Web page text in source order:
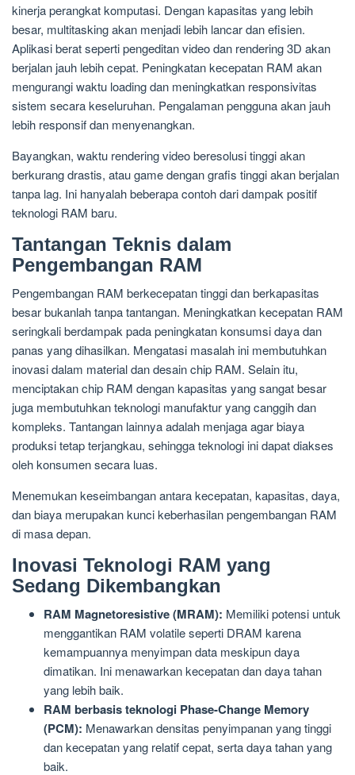
kinerja perangkat komputasi. Dengan kapasitas yang lebih
besar, multitasking akan menjadi lebih lancar dan efisien.
Aplikasi berat seperti pengeditan video dan rendering 3D akan
berjalan jauh lebih cepat. Peningkatan kecepatan RAM akan
mengurangi waktu loading dan meningkatkan responsivitas
sistem secara keseluruhan. Pengalaman pengguna akan jauh
lebih responsif dan menyenangkan.
Bayangkan, waktu rendering video beresolusi tinggi akan
berkurang drastis, atau game dengan grafis tinggi akan berjalan
tanpa lag. Ini hanyalah beberapa contoh dari dampak positif
teknologi RAM baru.
Tantangan Teknis dalam
Pengembangan RAM
Pengembangan RAM berkecepatan tinggi dan berkapasitas
besar bukanlah tanpa tantangan. Meningkatkan kecepatan RAM
seringkali berdampak pada peningkatan konsumsi daya dan
panas yang dihasilkan. Mengatasi masalah ini membutuhkan
inovasi dalam material dan desain chip RAM. Selain itu,
menciptakan chip RAM dengan kapasitas yang sangat besar
juga membutuhkan teknologi manufaktur yang canggih dan
kompleks. Tantangan lainnya adalah menjaga agar biaya
produksi tetap terjangkau, sehingga teknologi ini dapat diakses
oleh konsumen secara luas.
Menemukan keseimbangan antara kecepatan, kapasitas, daya,
dan biaya merupakan kunci keberhasilan pengembangan RAM
di masa depan.
Inovasi Teknologi RAM yang
Sedang Dikembangkan
RAM Magnetoresistive (MRAM): Memiliki potensi untuk
menggantikan RAM volatile seperti DRAM karena
kemampuannya menyimpan data meskipun daya
dimatikan. Ini menawarkan kecepatan dan daya tahan
yang lebih baik.
RAM berbasis teknologi Phase-Change Memory
(PCM): Menawarkan densitas penyimpanan yang tinggi
dan kecepatan yang relatif cepat, serta daya tahan yang
baik.